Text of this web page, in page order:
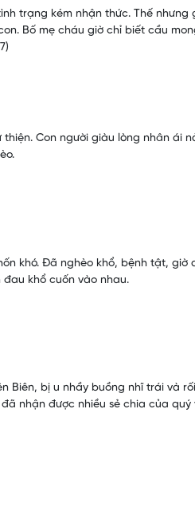
trạng kém nhận thức. Thế nhưng
Bố mẹ cháu giờ chỉ biết cầu
Con người giàu lòng nhân ái
khó. Đã nghèo khổ, bệnh tật, giờ
khổ cuốn vào nhau.
Biên, bị u nhầy buồng nhĩ trái và
nhận được nhiều sẻ chia của quý